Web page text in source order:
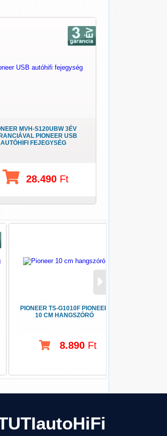
MVH-S120UBW 3ÉV
PIONEER USB
AUTÓHIFI FEJEGYSÉG
28.490Ft
PIONEER TS-G1010F PIONEER
10 CM HANGSZÓRÓ
8.890Ft